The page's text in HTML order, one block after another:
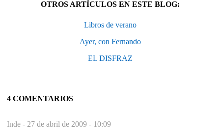
OTROS ARTÍCULOS EN ESTE BLOG:
Libros de verano
Ayer, con Fernando
EL DISFRAZ
4 COMENTARIOS
Inde - 27 de abril de 2009 - 10:09